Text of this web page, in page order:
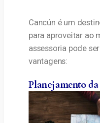
Cancún é um
para aproveitar ao
assessoria pode
vantagens:
Planejamento